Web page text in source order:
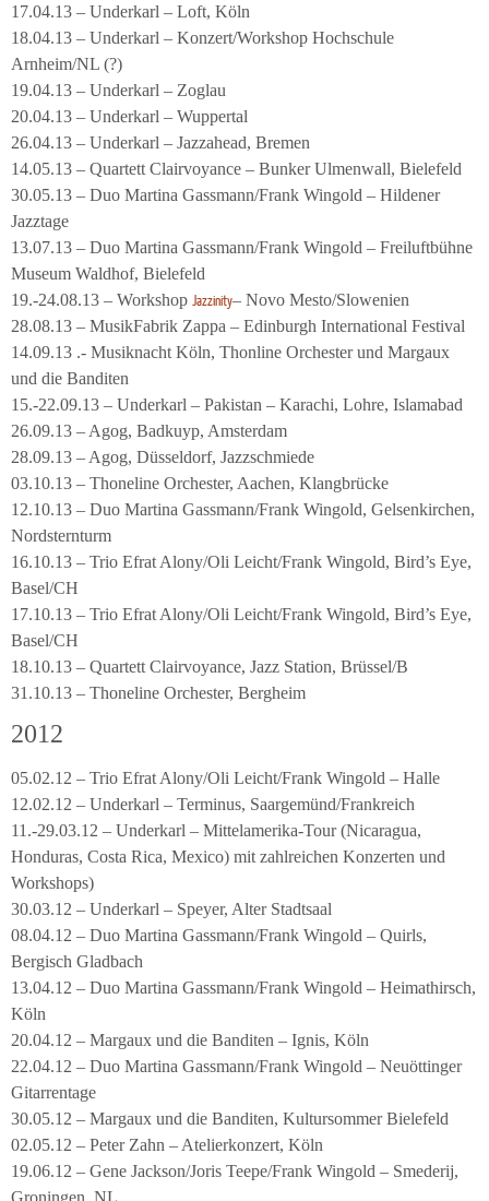
17.04.13 – Underkarl – Loft, Köln
18.04.13 – Underkarl – Konzert/Workshop Hochschule
Arnheim/NL (?)
19.04.13 – Underkarl – Zoglau
20.04.13 – Underkarl – Wuppertal
26.04.13 – Underkarl – Jazzahead, Bremen
14.05.13 – Quartett Clairvoyance – Bunker Ulmenwall, Bielefeld
30.05.13 – Duo Martina Gassmann/Frank Wingold – Hildener
Jazztage
13.07.13 – Duo Martina Gassmann/Frank Wingold – Freiluftbühne
Museum Waldhof, Bielefeld
19.-24.08.13 – Workshop Jazzinity– Novo Mesto/Slowenien
28.08.13 – MusikFabrik Zappa – Edinburgh International Festival
14.09.13 .- Musiknacht Köln, Thonline Orchester und Margaux
und die Banditen
15.-22.09.13 – Underkarl – Pakistan – Karachi, Lohre, Islamabad
26.09.13 – Agog, Badkuyp, Amsterdam
28.09.13 – Agog, Düsseldorf, Jazzschmiede
03.10.13 – Thoneline Orchester, Aachen, Klangbrücke
12.10.13 – Duo Martina Gassmann/Frank Wingold, Gelsenkirchen,
Nordsternturm
16.10.13 – Trio Efrat Alony/Oli Leicht/Frank Wingold, Bird’s Eye,
Basel/CH
17.10.13 – Trio Efrat Alony/Oli Leicht/Frank Wingold, Bird’s Eye,
Basel/CH
18.10.13 – Quartett Clairvoyance, Jazz Station, Brüssel/B
31.10.13 – Thoneline Orchester, Bergheim
2012
05.02.12 – Trio Efrat Alony/Oli Leicht/Frank Wingold – Halle
12.02.12 – Underkarl – Terminus, Saargemünd/Frankreich
11.-29.03.12 – Underkarl – Mittelamerika-Tour (Nicaragua,
Honduras, Costa Rica, Mexico) mit zahlreichen Konzerten und
Workshops)
30.03.12 – Underkarl – Speyer, Alter Stadtsaal
08.04.12 – Duo Martina Gassmann/Frank Wingold – Quirls,
Bergisch Gladbach
13.04.12 – Duo Martina Gassmann/Frank Wingold – Heimathirsch,
Köln
20.04.12 – Margaux und die Banditen – Ignis, Köln
22.04.12 – Duo Martina Gassmann/Frank Wingold – Neuöttinger
Gitarrentage
30.05.12 – Margaux und die Banditen, Kultursommer Bielefeld
02.05.12 – Peter Zahn – Atelierkonzert, Köln
19.06.12 – Gene Jackson/Joris Teepe/Frank Wingold – Smederij,
Groningen, NL